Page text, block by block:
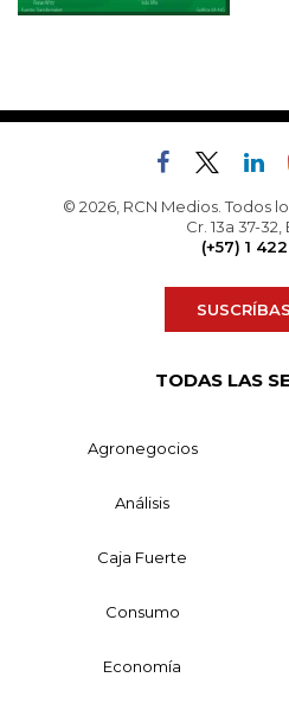
© 2026, RCN Medios. Todos
Cr. 13a 37-
(+57) 1
TODAS LAS
Agronegocios
Análisis
Caja Fuerte
Consumo
Economía